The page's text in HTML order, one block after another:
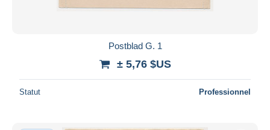
Postblad G. 1
± 5,76 $US
Statut Professionnel